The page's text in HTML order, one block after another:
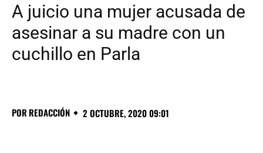
A juicio una mujer acusada de
asesinar a su madre con un
cuchillo en Parla
POR REDACCIÓN 2 OCTUBRE, 2020 09:01